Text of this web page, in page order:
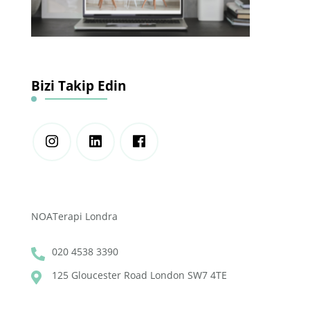
Bizi Takip Edin
NOATerapi Londra
020 4538 3390
125 Gloucester Road London SW7 4TE